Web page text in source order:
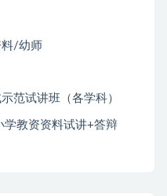
/幼师
范试讲班（各学科）
教资资料试讲+答辩